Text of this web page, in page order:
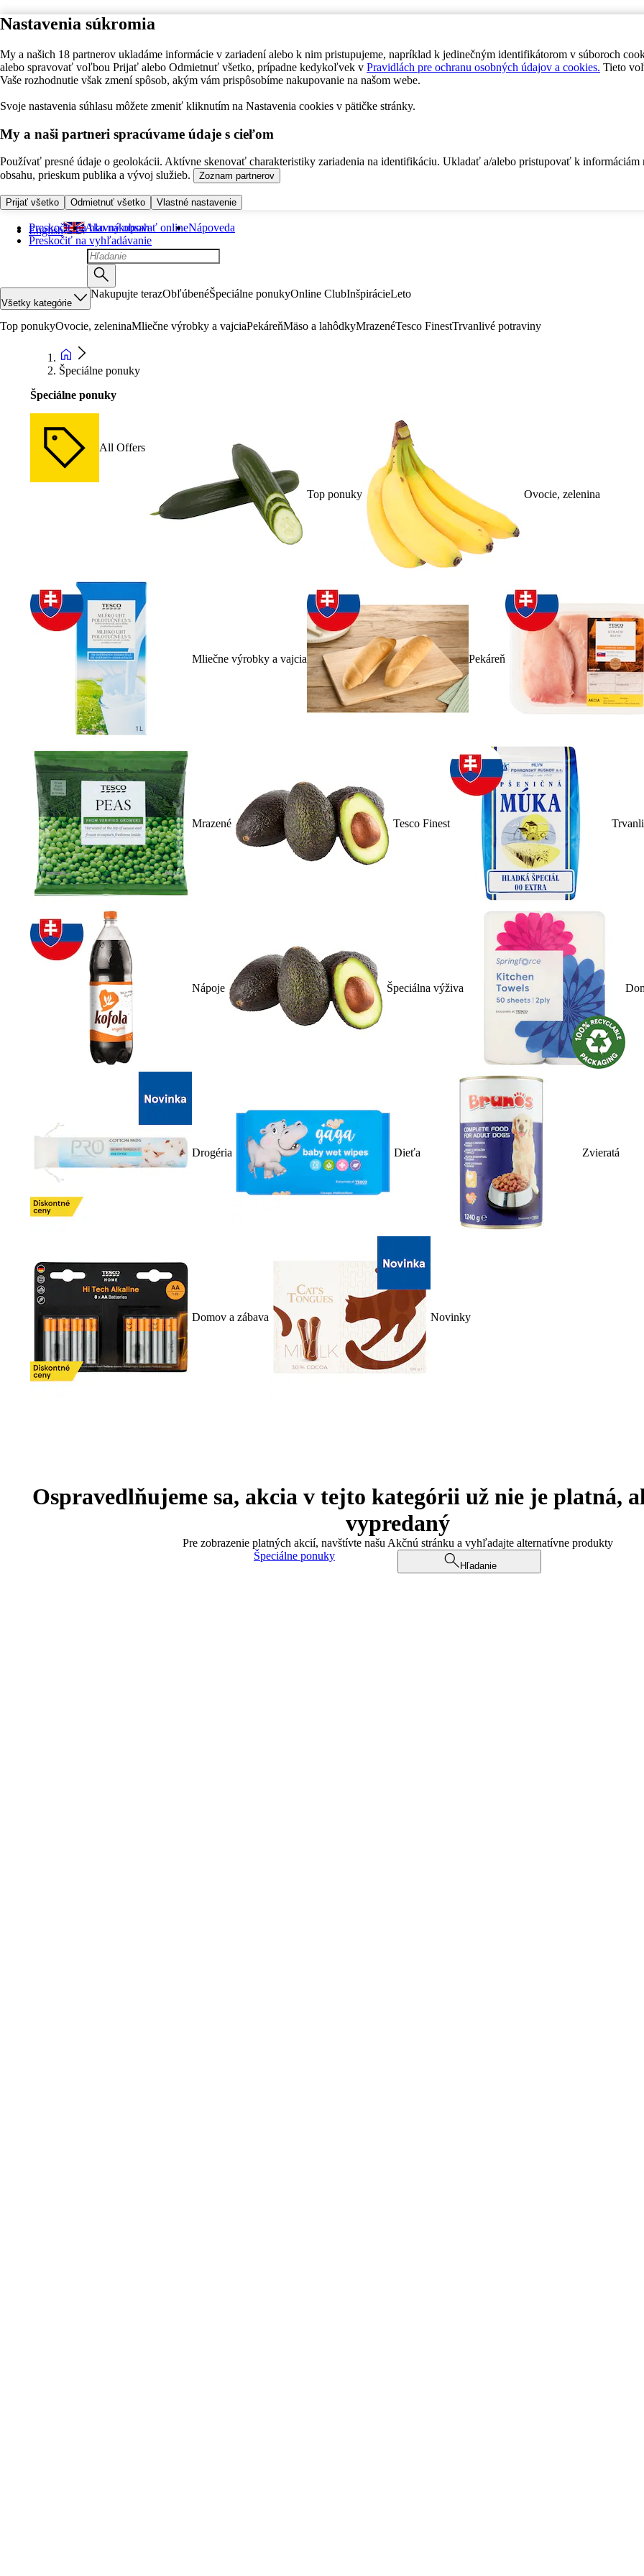
Nastavenia súkromia
My a našich 18 partnerov ukladáme informácie v zariadení alebo k nim pristupujeme, napríklad k jedinečným identifikátorom v súboroch
alebo spravovať voľbou Prijať alebo Odmietnuť všetko, prípadne kedykoľvek v Pravidlách pre ochranu osobných údajov a cookies. Tieto
Vaše rozhodnutie však zmení spôsob, akým vám prispôsobíme nakupovanie na našom webe.
Svoje nastavenia súhlasu môžete zmeniť kliknutím na Nastavenia cookies v pätičke stránky.
My a naši partneri spracúvame údaje s cieľom
Používať presné údaje o geolokácii. Aktívne skenovať charakteristiky zariadenia na identifikáciu. Ukladať a/alebo pristupovať k informáciám
obsahu, prieskum publika a vývoj služieb.
Zoznam partnerov
Prijať všetko Odmietnuť všetko Vlastné nastavenie
Preskočiť na hlavný obsah
Preskočiť na vyhľadávanie
English Ako nakupovať onlineNápoveda
Všetky kategórie
Nakupujte terazObľúbenéŠpeciálne ponukyOnline ClubInšpirácieLeto
Top ponukyOvocie, zeleninaMliečne výrobky a vajciaPekáreňMäso a lahôdkyMrazenéTesco FinestTrvanlivé potraviny
Špeciálne ponuky
Špeciálne ponuky
All Offers
Top ponuky Ovocie, zelenina
Mliečne výrobky a vajcia Pekáreň
Mrazené Tesco Finest
Nápoje Špeciálna výživa
Drogéria Dieťa Zvieratá
Domov a zábava Novinky
Ospravedlňujeme sa, akcia v tejto kategórii už nie je platná,
vypredaný
Pre zobrazenie platných akcií, navštívte našu Akčnú stránku a vyhľadajte alternatívne produkty
Špeciálne ponuky
Hľadanie